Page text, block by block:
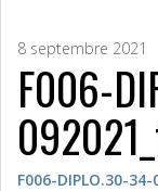
8 septembre 2021
F006-
F006-DIPLO.30-